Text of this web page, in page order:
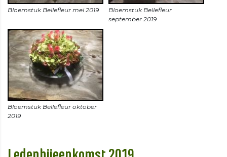
Bloemstuk Bellefleur
Bloemstuk Bellefleur oktober